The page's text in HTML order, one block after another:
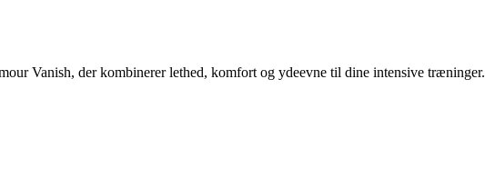
Vanish, der kombinerer lethed, komfort og ydeevne til dine intensive træninger.